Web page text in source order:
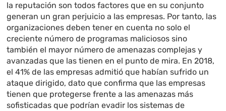
la reputación son todos factores que en su conjunto
generan un gran perjuicio a las empresas. Por tanto, las
organizaciones deben tener en cuenta no solo el
creciente número de programas maliciosos sino
también el mayor número de amenazas complejas y
avanzadas que las tienen en el punto de mira. En 2018,
el 41% de las empresas admitió que habían sufrido un
ataque dirigido, dato que confirma que las empresas
tienen que protegerse frente a las amenazas más
sofisticadas que podrían evadir los sistemas de